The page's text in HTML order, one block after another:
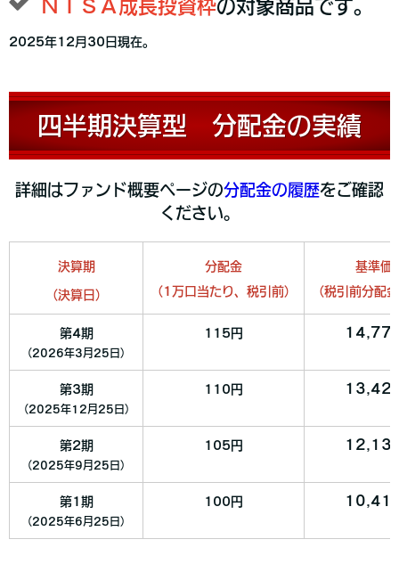
ＮＩＳＡ成長投資枠の対象商品です。
2025年12月30日現在。
四半期決算型 分配金の実績
詳細はファンド概要ページの分配金の履歴をご確認
ください。
決算期
（決算日）
分配金
（1万口当たり、税引前）
基準価
（税引前分配
第4期
（2026年3月25日）
115円
第3期
（2025年12月25日）
110円
第2期
（2025年9月25日）
105円
第1期
（2025年6月25日）
100円